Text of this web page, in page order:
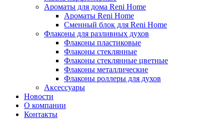
Ароматы для дома Reni Home
Ароматы Reni Home
Сменный блок для Reni Home
Флаконы для разливных духов
Флаконы пластиковые
Флаконы стеклянные
Флаконы стеклянные цветные
Флаконы металлические
Флаконы роллеры для духов
Аксессуары
Новости
О компании
Контакты